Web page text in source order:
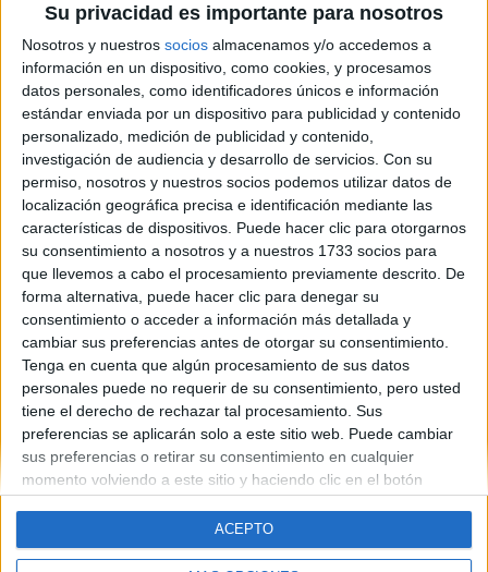
Su privacidad es importante para nosotros
Nosotros y nuestros socios almacenamos y/o accedemos a
información en un dispositivo, como cookies, y procesamos
datos personales, como identificadores únicos e información
estándar enviada por un dispositivo para publicidad y contenido
personalizado, medición de publicidad y contenido,
investigación de audiencia y desarrollo de servicios. Con su
permiso, nosotros y nuestros socios podemos utilizar datos de
localización geográfica precisa e identificación mediante las
características de dispositivos. Puede hacer clic para otorgarnos
su consentimiento a nosotros y a nuestros 1733 socios para
que llevemos a cabo el procesamiento previamente descrito. De
forma alternativa, puede hacer clic para denegar su
consentimiento o acceder a información más detallada y
cambiar sus preferencias antes de otorgar su consentimiento.
Tenga en cuenta que algún procesamiento de sus datos
personales puede no requerir de su consentimiento, pero usted
tiene el derecho de rechazar tal procesamiento. Sus
preferencias se aplicarán solo a este sitio web. Puede cambiar
sus preferencias o retirar su consentimiento en cualquier
momento volviendo a este sitio y haciendo clic en el botón
ACEPTO
BECA FRANCES 2008
NOE BECA FRANCE... 14/05/2008
Me concedieron la beca de frances, me gustaria irme en julio(6 al
27)
SI ALGUIEN VA A LYON O MONTPELLIER EN ESA FECHA QUE
ME LO DIGA!!!!!!!!!!!!!!!!!
conozco dos agencias que estan bien: one to all e ilco.
leer más
Quiénes somos|Contactar|Anúnciate
Aviso legal|Politica de privacidad |Condiciones generales|Política
de cookies
© 2003-2026Compás Mediterráneo S.L.- Diego de León 47 - 28006
Madrid [ESPAÑA] - Tel. +34 91 593 2767